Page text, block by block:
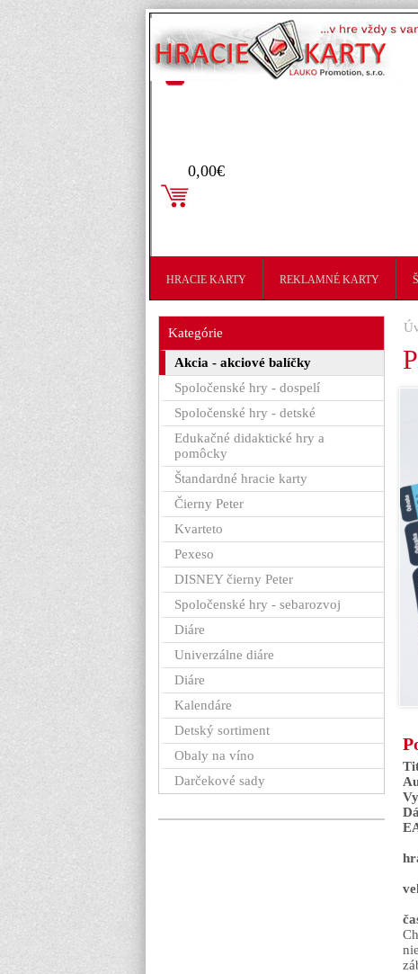
Prihlásenie
0,00€
HRACIE KARTY REKLAMNÉ KARTY
Kategórie
Akcia - akciové balíčky
Spoločenské hry - dospelí
Spoločenské hry - detské
Edukačné didaktické hry a
pomôcky
Štandardné hracie karty
Čierny Peter
Kvarteto
Pexeso
DISNEY čierny Peter
Spoločenské hry - sebarozvoj
Diáre
Univerzálne diáre
Diáre
Kalendáre
Detský sortiment
Obaly na víno
Darčekové sady